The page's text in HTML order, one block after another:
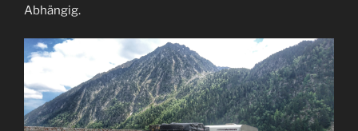
Abhängig.